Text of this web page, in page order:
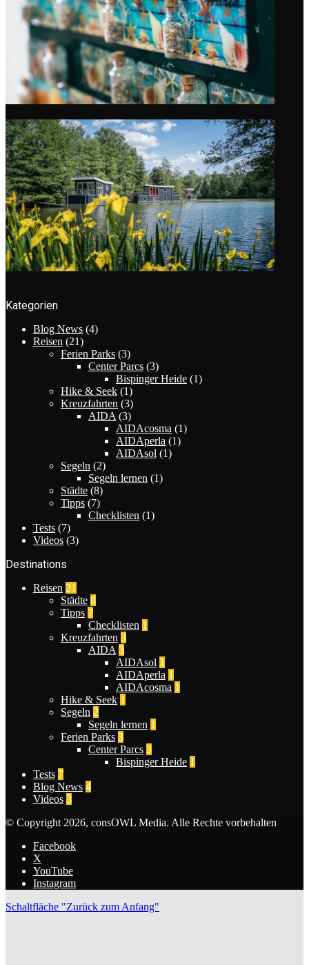
Kategorien
Blog News (4)
Reisen (21)
Ferien Parks (3)
Center Parcs (3)
Bispinger Heide (1)
Hike & Seek (1)
Kreuzfahrten (3)
AIDA (3)
AIDAcosma (1)
AIDAperla (1)
AIDAsol (1)
Segeln (2)
Segeln lernen (1)
Städte (8)
Tipps (7)
Checklisten (1)
Tests (7)
Videos (3)
Destinations
Reisen 21
Städte 8
Tipps 7
Checklisten 1
Kreuzfahrten 3
AIDA 3
AIDAsol 1
AIDAperla 1
AIDAcosma 1
Hike & Seek 1
Segeln 2
Segeln lernen 1
Ferien Parks 3
Center Parcs 3
Bispinger Heide 1
Tests 7
Blog News 4
Videos 3
© Copyright 2026, consOWL Media. Alle Rechte vorbehalten
Facebook
X
YouTube
Instagram
Schaltfläche "Zurück zum Anfang"